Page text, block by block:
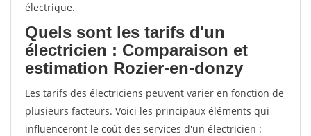
électrique.
Quels sont les tarifs d'un
électricien : Comparaison et
estimation Rozier-en-donzy
Les tarifs des électriciens peuvent varier en fonction de
plusieurs facteurs. Voici les principaux éléments qui
influenceront le coût des services d'un électricien :